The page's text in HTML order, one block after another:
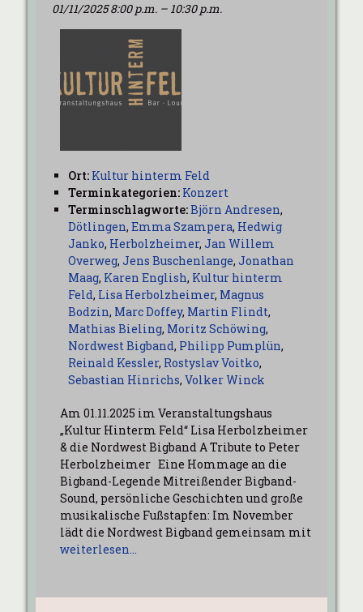
01/11/2025 8:00 p.m. – 10:30 p.m.
Ort: Kultur hinterm Feld
Terminkategorien: Konzert
Terminschlagworte:Björn Andresen,
Dötlingen, Emma Szampera, Hedwig
Janko, Herbolzheimer, Jan Willem
Overweg, Jens Buschenlange, Jonathan
Maag, Karen English, Kultur hinterm
Feld, Lisa Herbolzheimer, Magnus
Bodzin, Marc Doffey, Martin Flindt,
Mathias Bieling, Moritz Schöwing,
Nordwest Bigband, Philipp Pumplün,
Reinald Kessler, Rostyslav Voitko,
Sebastian Hinrichs, Volker Winck
Am 01.11.2025 im Veranstaltungshaus
„Kultur Hinterm Feld“ Lisa Herbolzheimer
& die Nordwest Bigband A Tribute to Peter
Herbolzheimer Eine Hommage an die
Bigband-Legende Mitreißender Bigband-
Sound, persönliche Geschichten und große
musikalische Fußstapfen: Im November
lädt die Nordwest Bigband gemeinsam mit
weiterlesen…